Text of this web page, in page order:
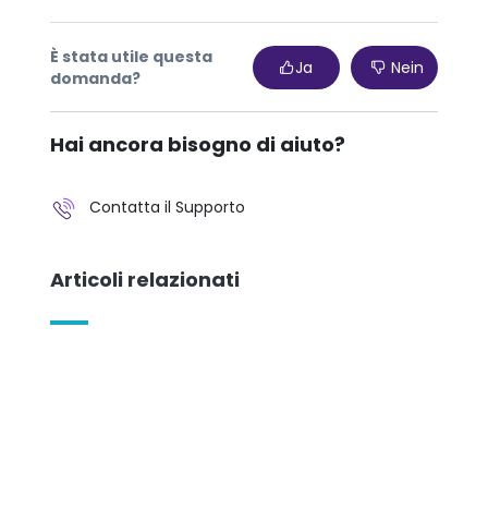
È stata utile questa
domanda?
Ja Nein
Hai ancora bisogno di aiuto?
Contatta il Supporto
Articoli relazionati